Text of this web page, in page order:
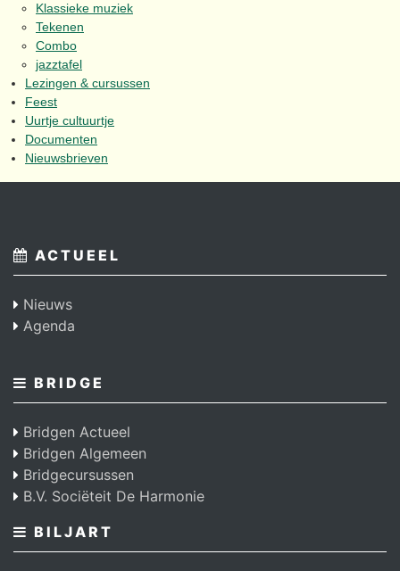
Klassieke muziek
Tekenen
Combo
jazztafel
Lezingen & cursussen
Feest
Uurtje cultuurtje
Documenten
Nieuwsbrieven
ACTUEEL
Nieuws
Agenda
BRIDGE
Bridgen Actueel
Bridgen Algemeen
Bridgecursussen
B.V. Sociëteit De Harmonie
BILJART